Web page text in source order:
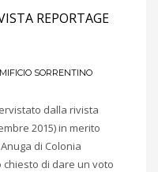
REPORTAGE
SORRENTINO
dalla rivista
2015) in merito
di Colonia
chiesto di dare un voto